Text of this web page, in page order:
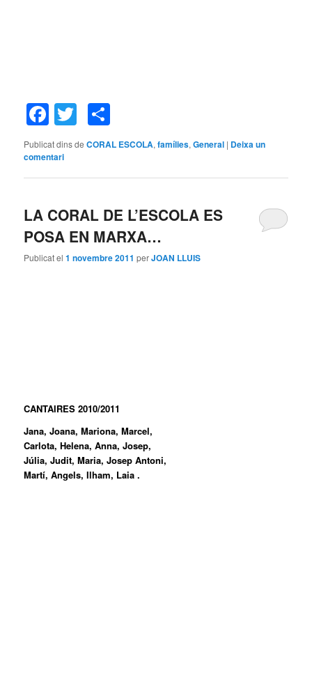
Facebook
Twitter
Publicat dins de CORAL ESCOLA,famílies,General | Deixa un
comentari
LA CORAL DE L’ESCOLA ES
POSA EN MARXA…
Publicat el1 novembre 2011 perJOAN LLUIS
CANTAIRES 2010/2011
Jana, Joana, Mariona, Marcel,
Carlota, Helena, Anna, Josep,
Júlia, Judit, Maria, Josep Antoni,
Martí, Angels, Ilham, Laia .